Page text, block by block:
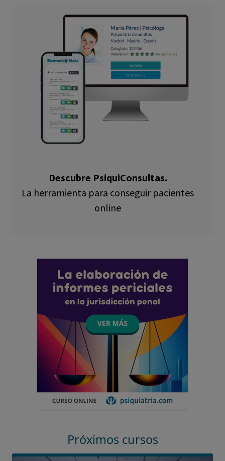
Descubre PsiquiConsultas.
La herramienta para conseguir pacientes
online
Próximos cursos